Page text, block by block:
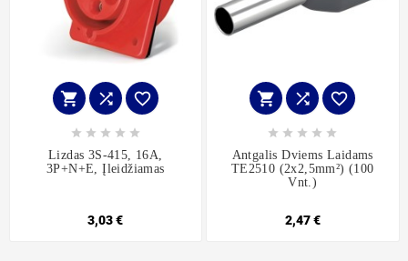
  
    
Lizdas 3S-415, 16A,
3P+N+E, Įleidžiamas
3,03 €
  
    
Antgalis Dviems Laidams
TE2510 (2x2,5mm²) (100
Vnt.)
2,47 €